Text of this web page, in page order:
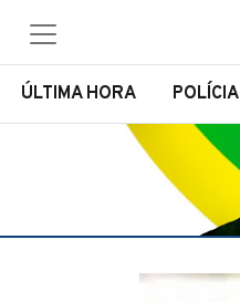
ÚLTIMA HORA POLÍCIA